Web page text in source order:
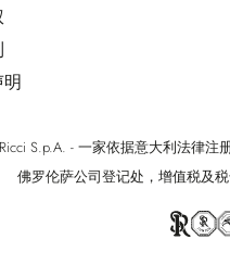
S.p.A. - 一家依据意大利法律注
佛罗伦萨公司登记处，增值税及